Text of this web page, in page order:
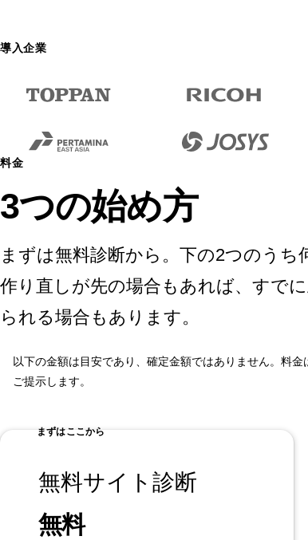
導入企業
料金
3つの始め方
まずは無料診断から。下の2つのう
作り直しが先の場合もあれば、すで
られる場合もあります。
以下の金額は目安であり、確定金額ではありません。料
ご提示します。
まずはここから
無料サイト診断
無料